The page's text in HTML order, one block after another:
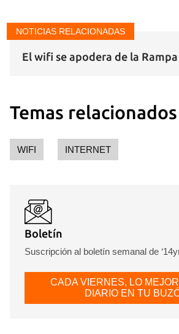
NOTICIAS RELACIONADAS
El wifi se apodera de la Rampa
Temas relacionados
WIFI INTERNET
Boletín
Suscripción al boletín semanal de
CADA VIERNES, LO
DIARIO EN TU